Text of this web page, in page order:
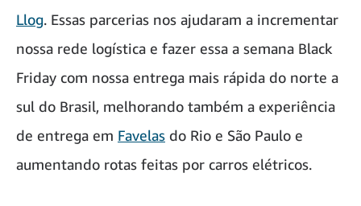
Llog. Essas parcerias nos ajudaram a incrementar
nossa rede logística e fazer essa a semana Black
Friday com nossa entrega mais rápida do norte a
sul do Brasil, melhorando também a experiência
de entrega em Favelas do Rio e São Paulo e
aumentando rotas feitas por carros elétricos.